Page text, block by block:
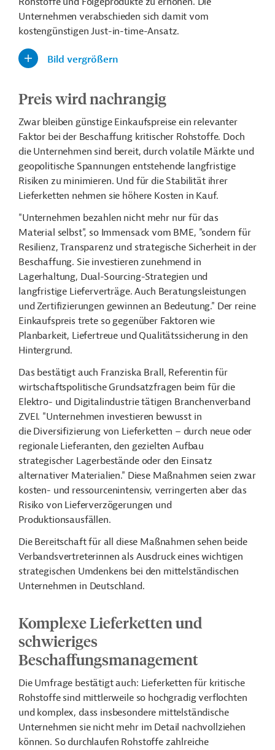
Unternehmen verabschieden sich damit vom
kostengünstigen Just-in-time-Ansatz.
Bild vergrößern
Preis wird nachrangig
Zwar bleiben günstige Einkaufspreise ein relevanter
Faktor bei der Beschaffung kritischer Rohstoffe. Doch
die Unternehmen sind bereit, durch volatile Märkte und
geopolitische Spannungen entstehende langfristige
Risiken zu minimieren. Und für die Stabilität ihrer
Lieferketten nehmen sie höhere Kosten in Kauf.
"Unternehmen bezahlen nicht mehr nur für das
Material selbst", so Immensack vom BME, "sondern für
Resilienz, Transparenz und strategische Sicherheit in der
Beschaffung. Sie investieren zunehmend in
Lagerhaltung, Dual-Sourcing-Strategien und
langfristige Lieferverträge. Auch Beratungsleistungen
und Zertifizierungen gewinnen an Bedeutung." Der reine
Einkaufspreis trete so gegenüber Faktoren wie
Planbarkeit, Liefertreue und Qualitätssicherung in den
Hintergrund.
Das bestätigt auch Franziska Brall, Referentin für
wirtschaftspolitische Grundsatzfragen beim für die
Elektro- und Digitalindustrie tätigen Branchenverband
ZVEI. "Unternehmen investieren bewusst in
die Diversifizierung von Lieferketten – durch neue oder
regionale Lieferanten, den gezielten Aufbau
strategischer Lagerbestände oder den Einsatz
alternativer Materialien." Diese Maßnahmen seien zwar
kosten- und ressourcenintensiv, verringerten aber das
Risiko von Lieferverzögerungen und
Produktionsausfällen.
Die Bereitschaft für all diese Maßnahmen sehen beide
Verbandsvertreterinnen als Ausdruck eines wichtigen
strategischen Umdenkens bei den mittelständischen
Unternehmen in Deutschland.
Komplexe Lieferketten und
schwieriges
Beschaffungsmanagement
Die Umfrage bestätigt auch: Lieferketten für kritische
Rohstoffe sind mittlerweile so hochgradig verflochten
und komplex, dass insbesondere mittelständische
Unternehmen sie nicht mehr im Detail nachvollziehen
können. So durchlaufen Rohstoffe zahlreiche